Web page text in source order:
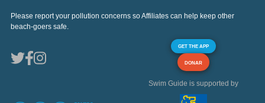
Please report your pollution concerns so Affiliates can help keep other
beach-goers safe.
GET THE APP
DONAR
Swim Guide is supported by